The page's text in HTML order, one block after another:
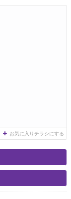
g
お気に入りチラシにする